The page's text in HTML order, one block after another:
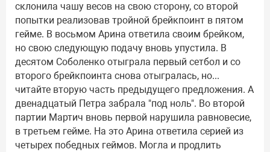
склонила чашу весов на свою сторону, со второй
попытки реализовав тройной брейкпоинт в пятом
гейме. В восьмом Арина ответила своим брейком,
но свою следующую подачу вновь упустила. В
десятом Соболенко отыграла первый сетбол и со
второго брейкпоинта снова отыгралась, но...
читайте вторую часть предыдущего предложения. А
двенадцатый Петра забрала "под ноль". Во второй
партии Мартич вновь первой нарушила равновесие,
в третьем гейме. На это Арина ответила серией из
четырех победных геймов. Могла и продлить